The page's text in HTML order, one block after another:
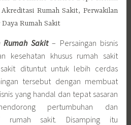
Rumah Sakit, Perwakilan
Rumah Sakit
Rumah Sakit– Persaingan bisnis
kesehatan khusus rumah sakit
dituntut untuk lebih cerdas
tersebut dengan membuat
yang handal dan tepat sasaran
pertumbuhan dan
rumah sakit. Disamping itu